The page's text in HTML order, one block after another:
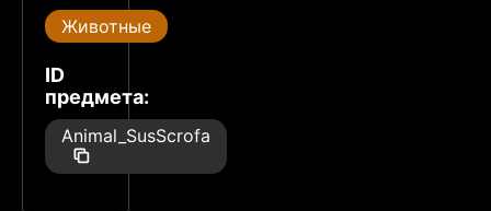
Животные
ID
предмета:
Animal_SusScrofa